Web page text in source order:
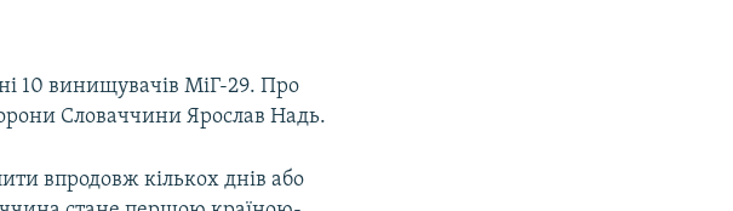
10 винищувачів МіГ-29. Про
Словаччини Ярослав Надь.
впродовж кількох днів або